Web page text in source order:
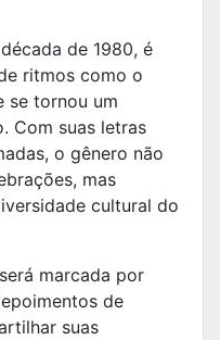
de 1980, é
ritmos como o
se tornou um
Com suas letras
o gênero não
mas
cultural do
marcada por
de
suas